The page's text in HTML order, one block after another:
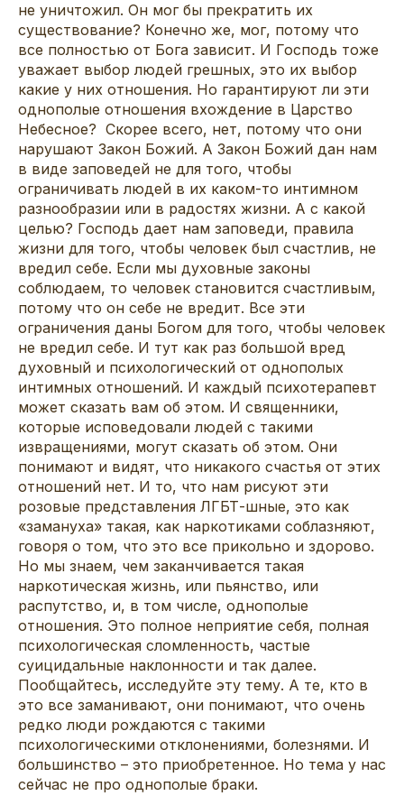
не уничтожил. Он мог бы прекратить их
существование? Конечно же, мог, потому что
все полностью от Бога зависит. И Господь тоже
уважает выбор людей грешных, это их выбор
какие у них отношения. Но гарантируют ли эти
однополые отношения вхождение в Царство
Небесное? Скорее всего, нет, потому что они
нарушают Закон Божий. А Закон Божий дан нам
в виде заповедей не для того, чтобы
ограничивать людей в их каком-то интимном
разнообразии или в радостях жизни. А с какой
целью? Господь дает нам заповеди, правила
жизни для того, чтобы человек был счастлив, не
вредил себе. Если мы духовные законы
соблюдаем, то человек становится счастливым,
потому что он себе не вредит. Все эти
ограничения даны Богом для того, чтобы человек
не вредил себе. И тут как раз большой вред
духовный и психологический от однополых
интимных отношений. И каждый психотерапевт
может сказать вам об этом. И священники,
которые исповедовали людей с такими
извращениями, могут сказать об этом. Они
понимают и видят, что никакого счастья от этих
отношений нет. И то, что нам рисуют эти
розовые представления ЛГБТ-шные, это как
«замануха» такая, как наркотиками соблазняют,
говоря о том, что это все прикольно и здорово.
Но мы знаем, чем заканчивается такая
наркотическая жизнь, или пьянство, или
распутство, и, в том числе, однополые
отношения. Это полное неприятие себя, полная
психологическая сломленность, частые
суицидальные наклонности и так далее.
Пообщайтесь, исследуйте эту тему. А те, кто в
это все заманивают, они понимают, что очень
редко люди рождаются с такими
психологическими отклонениями, болезнями. И
большинство – это приобретенное. Но тема у нас
сейчас не про однополые браки.